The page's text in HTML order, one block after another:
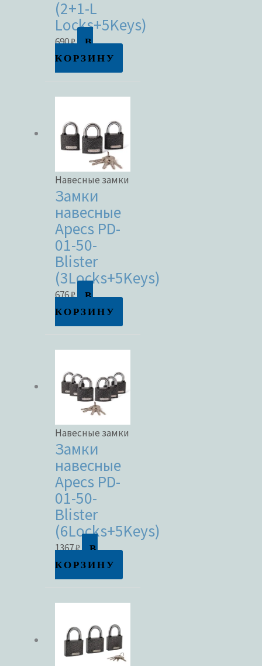
(2+1-L
Locks+5Keys)
690₽
В
КОРЗИНУ
Навесные замки
Замки
навесные
Apecs PD-
01-50-
Blister
(3Locks+5Keys)
676₽
В
КОРЗИНУ
Навесные замки
Замки
навесные
Apecs PD-
01-50-
Blister
(6Locks+5Keys)
1367₽
В
КОРЗИНУ